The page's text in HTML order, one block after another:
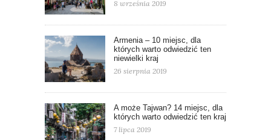
8 września 2019
Armenia – 10 miejsc, dla
których warto odwiedzić ten
niewielki kraj
26 sierpnia 2019
A może Tajwan? 14 miejsc, dla
których warto odwiedzić ten kraj
7 lipca 2019